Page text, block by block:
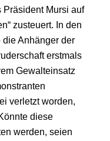
Präsident Mursi auf
zusteuert. In den
Anhänger der
erstmals
Gewalteinsatz
verletzt worden,
diese
werden, seien